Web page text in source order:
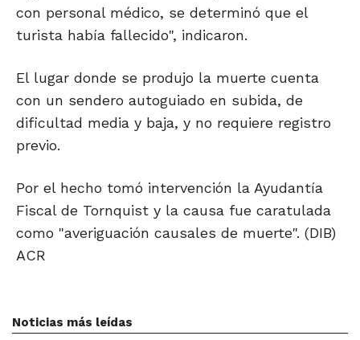
con personal médico, se determinó que el
turista había fallecido", indicaron.
El lugar donde se produjo la muerte cuenta
con un sendero autoguiado en subida, de
dificultad media y baja, y no requiere registro
previo.
Por el hecho tomó intervención la Ayudantía
Fiscal de Tornquist y la causa fue caratulada
como "averiguación causales de muerte". (DIB)
ACR
Noticias más leídas